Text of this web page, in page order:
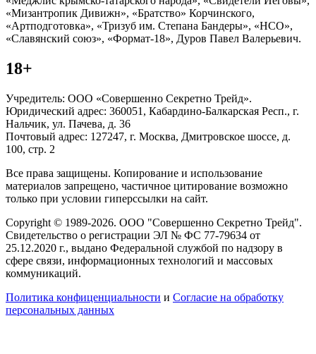
«Мизантропик Дивижн», «Братство» Корчинского,
«Артподготовка», «Тризуб им. Степана Бандеры», «НСО»,
«Славянский союз», «Формат-18», Дуров Павел Валерьевич.
18+
Учредитель: ООО «Совершенно Секретно Трейд».
Юридический адрес: 360051, Кабардино-Балкарская Респ., г.
Нальчик, ул. Пачева, д. 36
Почтовый адрес: 127247, г. Москва, Дмитровское шоссе, д.
100, стр. 2
Все права защищены. Копирование и использование
материалов запрещено, частичное цитирование возможно
только при условии гиперссылки на сайт.
Copyright © 1989-2026. ООО "Совершенно Секретно Трейд".
Свидетельство о регистрации ЭЛ № ФС 77-79634 от
25.12.2020 г., выдано Федеральной службой по надзору в
сфере связи, информационных технологий и массовых
коммуникаций.
Политика конфиценциальности и Согласие на обработку
персональных данных